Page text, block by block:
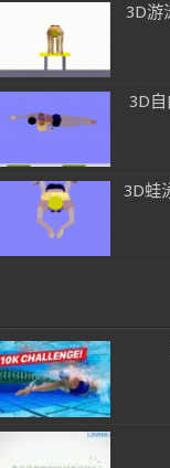
3D游
3D自
3D蛙